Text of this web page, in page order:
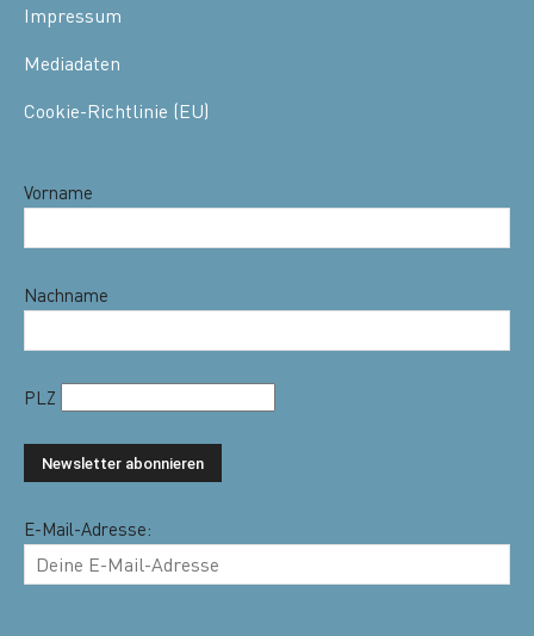
Impressum
Mediadaten
Cookie-Richtlinie (EU)
Vorname
Nachname
PLZ
E-Mail-Adresse: